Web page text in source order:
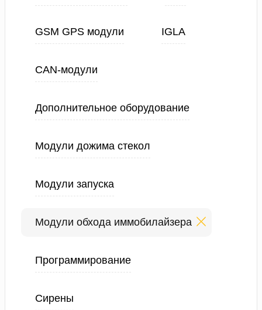
GSM GPS модули IGLA
CAN-модули
Дополнительное оборудование
Модули дожима стекол
Модули запуска
Модули обхода иммобилайзера
Программирование
Сирены